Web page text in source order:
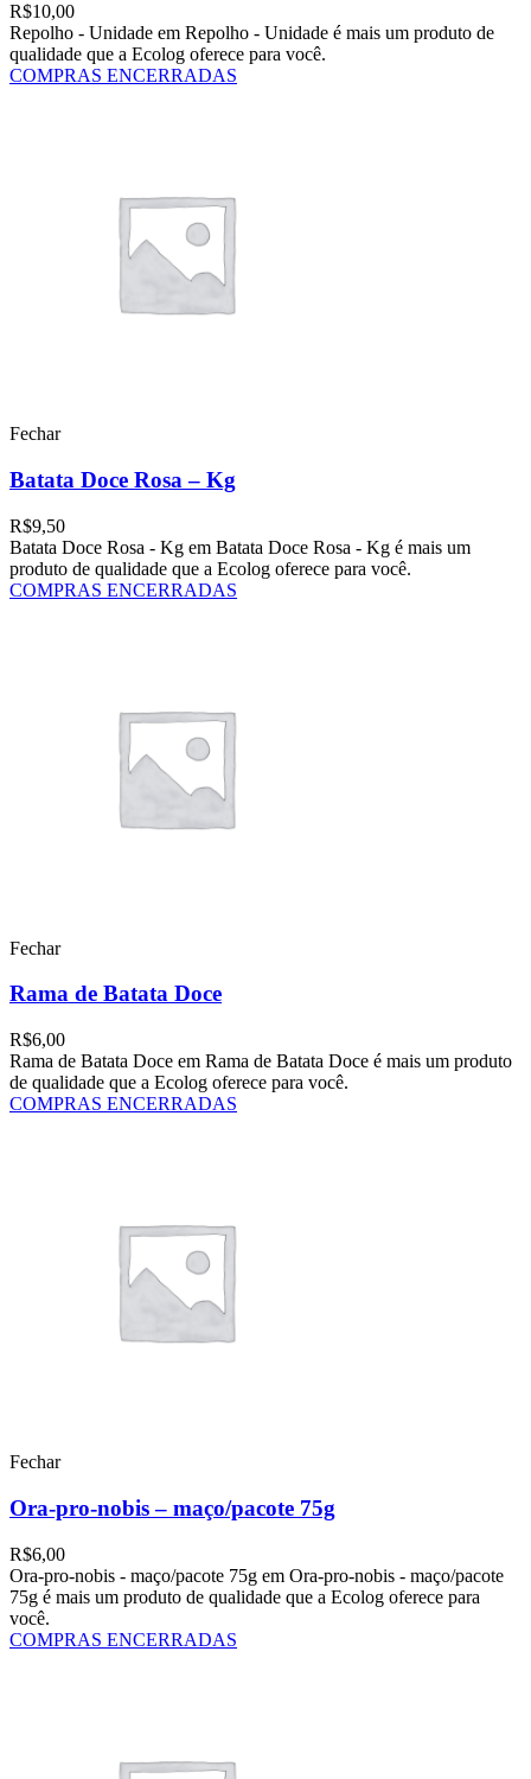
R$10,00
Repolho - Unidade em Repolho - Unidade é mais um produto de
qualidade que a Ecolog oferece para você.
COMPRAS ENCERRADAS
Fechar
Batata Doce Rosa – Kg
R$9,50
Batata Doce Rosa - Kg em Batata Doce Rosa - Kg é mais um
produto de qualidade que a Ecolog oferece para você.
COMPRAS ENCERRADAS
Fechar
Rama de Batata Doce
R$6,00
Rama de Batata Doce em Rama de Batata Doce é mais um produto
de qualidade que a Ecolog oferece para você.
COMPRAS ENCERRADAS
Fechar
Ora-pro-nobis – maço/pacote 75g
R$6,00
Ora-pro-nobis - maço/pacote 75g em Ora-pro-nobis - maço/pacote
75g é mais um produto de qualidade que a Ecolog oferece para
você.
COMPRAS ENCERRADAS